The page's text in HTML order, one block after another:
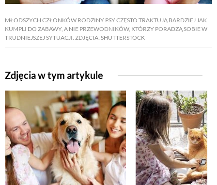
MŁODSZYCH CZŁONKÓW RODZINY PSY CZĘSTO TRAKTUJĄ BARDZIEJ JAK
KUMPLI DO ZABAWY, A NIE PRZEWODNIKÓW, KTÓRZY PORADZĄ SOBIE W
TRUDNIEJSZEJ SYTUACJI. ZDJĘCIA: SHUTTERSTOCK
Zdjęcia w tym artykule
NATURALNIE
DLA DOMU
EKO ŻYCIE
PRZYRODA